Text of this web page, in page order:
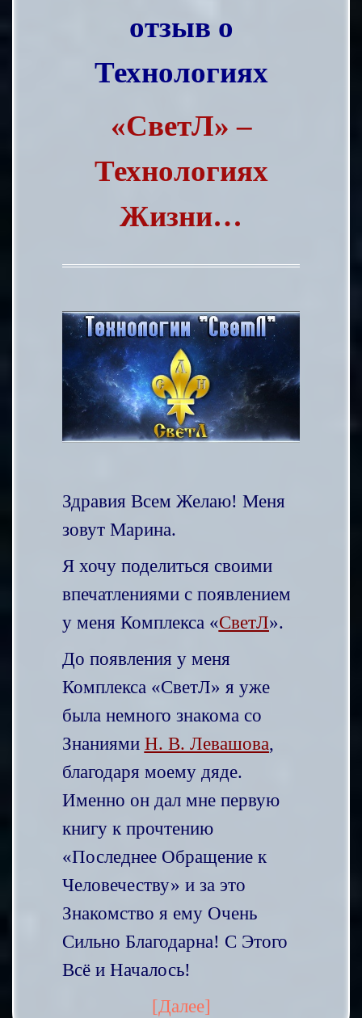
отзыв о
Технологиях
«СветЛ» –
Технологиях
Жизни…
Здравия Всем Желаю! Меня
зовут Марина.
Я хочу поделиться своими
впечатлениями с появлением
у меня Комплекса «СветЛ».
До появления у меня
Комплекса «СветЛ» я уже
была немного знакома со
Знаниями Н. В. Левашова,
благодаря моему дяде.
Именно он дал мне первую
книгу к прочтению
«Последнее Обращение к
Человечеству» и за это
Знакомство я ему Очень
Сильно Благодарна! С Этого
Всё и Началось!
[Далее]